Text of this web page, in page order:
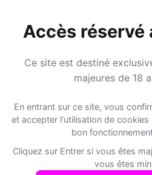
Accès réservé
Ce site est destiné
majeures de 18
En entrant sur ce site, vous
et accepter l'utilisation de
bon
Cliquez sur Entrer si vous êtes
vous êtes
• Photographe
BE • Berne
Speed Dating à
les membres de